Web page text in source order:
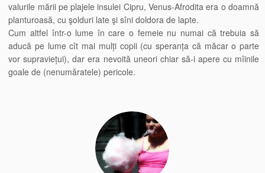
valurile mării pe plajele insulei Cipru, Venus-Afrodita era o doamnă
planturoasă, cu şolduri late şi sîni doldora de lapte.
Cum altfel într-o lume în care o femeie nu numai că trebuia să
aducă pe lume cît mai mulți copii (cu speranța că măcar o parte
vor supraviețui), dar era nevoită uneori chiar să-i apere cu mîinile
goale de (nenumăratele) pericole.